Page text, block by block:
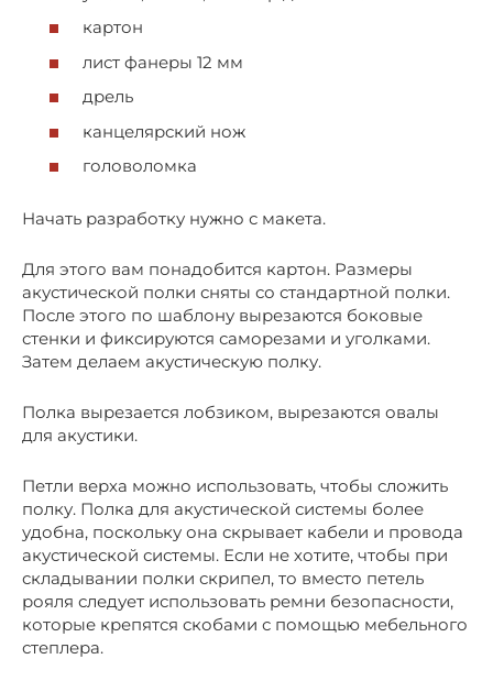
картон
лист фанеры 12 мм
дрель
канцелярский нож
головоломка
Начать разработку нужно с макета.
Для этого вам понадобится картон. Размеры
акустической полки сняты со стандартной полки.
После этого по шаблону вырезаются боковые
стенки и фиксируются саморезами и уголками.
Затем делаем акустическую полку.
Полка вырезается лобзиком, вырезаются овалы
для акустики.
Петли верха можно использовать, чтобы сложить
полку. Полка для акустической системы более
удобна, поскольку она скрывает кабели и провода
акустической системы. Если не хотите, чтобы при
складывании полки скрипел, то вместо петель
рояля следует использовать ремни безопасности,
которые крепятся скобами с помощью мебельного
степлера.